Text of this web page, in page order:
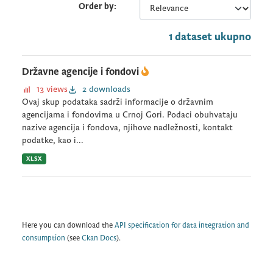
Order by
1 dataset ukupno
Državne agencije i fondovi
13 views
2 downloads
Ovaj skup podataka sadrži informacije o državnim
agencijama i fondovima u Crnoj Gori. Podaci obuhvataju
nazive agencija i fondova, njihove nadležnosti, kontakt
podatke, kao i...
XLSX
Here you can download the API specification for data integration and
consumption (see Ckan Docs).